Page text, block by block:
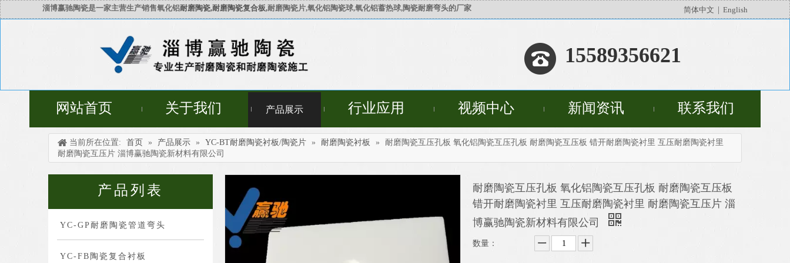
淄博赢驰陶瓷是一家主营生产销售氧化铝耐磨陶瓷,耐磨陶瓷复合板,耐磨陶瓷片,氧化铝陶瓷球,氧化铝蓄热球,陶瓷耐磨弯头的厂家 简体中文 English
15589356621
网站首页 关于我们 产品展示 行业应用 视频中心 新闻资讯 联系我们
当前所在位置: 首页 » 产品展示 » YC-BT耐磨陶瓷衬板/陶瓷片 » 耐磨陶瓷衬板 »
耐磨陶瓷互压孔板 氧化铝陶瓷互压孔板 耐磨陶瓷互压板 错开耐磨陶瓷衬里 互压耐磨陶瓷衬里
耐磨陶瓷互压片 淄博赢驰陶瓷新材料有限公司
产品列表
YC-GP耐磨陶瓷管道弯头
YC-FB陶瓷复合衬板
耐磨陶瓷互压孔板 氧化铝陶瓷互压孔板 耐磨陶瓷互压板
错开耐磨陶瓷衬里 互压耐磨陶瓷衬里 耐磨陶瓷互压片 淄
博赢驰陶瓷新材料有限公司
数量：